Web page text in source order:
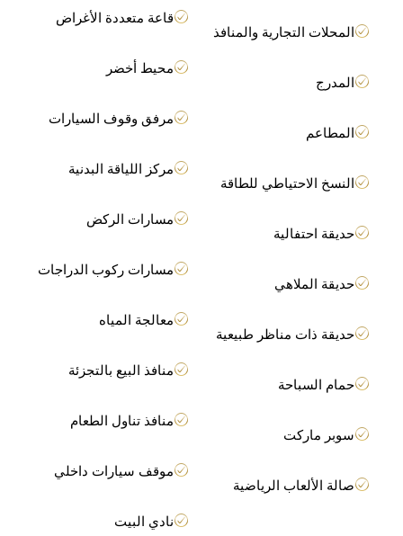
المحلات التجارية والمنافذ
المدرج
المطاعم
النسخ الاحتياطي للطاقة
حديقة احتفالية
حديقة الملاهي
حديقة ذات مناظر طبيعية
حمام السباحة
سوبر ماركت
صالة الألعاب الرياضية
قاعة متعددة الأغراض
محيط أخضر
مرفق وقوف السيارات
مركز اللياقة البدنية
مسارات الركض
مسارات ركوب الدراجات
معالجة المياه
منافذ البيع بالتجزئة
منافذ تناول الطعام
موقف سيارات داخلي
نادي البيت